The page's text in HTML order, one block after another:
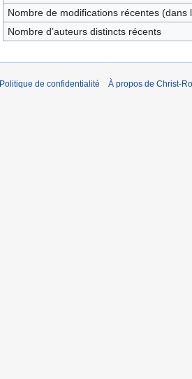
Nombre de modifications récentes (dans
Nombre d’auteurs distincts récents
Politique de confidentialité À propos de Christ-